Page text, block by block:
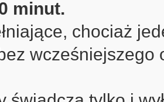
minut.
chociaż
wcześniejszego